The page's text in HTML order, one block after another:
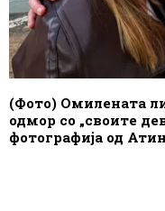
(Фото) Омилената
одмор со „своите
фотографија од